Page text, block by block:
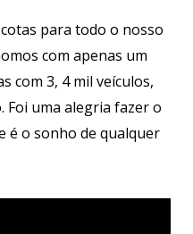
para todo o nosso
com apenas um
com 3, 4 mil veículos,
Foi uma alegria fazer o
é o sonho de qualquer